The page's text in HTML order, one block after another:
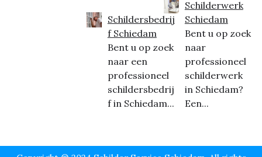
Schildersbedrij
f Schiedam
Bent u op zoek
naar een
professioneel
schildersbedrij
f in Schiedam...
Schilderwerk
Schiedam
Bent u op zoek
naar
professioneel
schilderwerk
in Schiedam?
Een...